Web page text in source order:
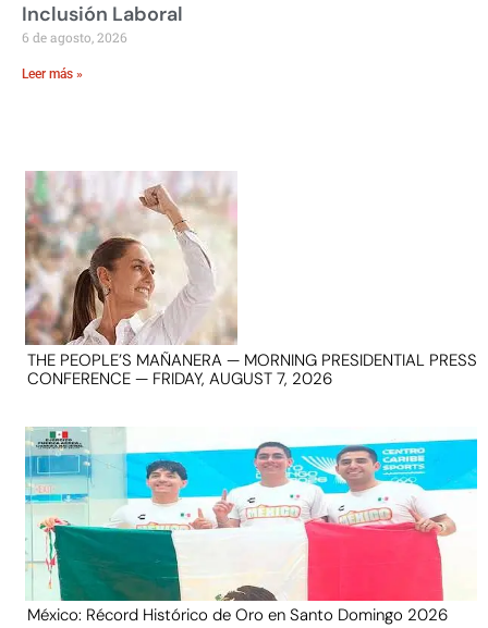
Inclusión Laboral
6 de agosto, 2026
Leer más »
THE PEOPLE’S MAÑANERA — MORNING PRESIDENTIAL PRESS
CONFERENCE — FRIDAY, AUGUST 7, 2026
México: Récord Histórico de Oro en Santo Domingo 2026